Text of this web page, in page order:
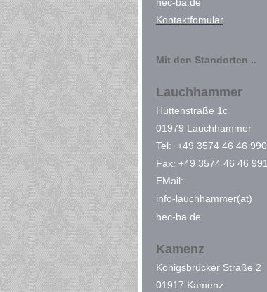
Kontaktfomular
Mit den Standorten ..
Lauchhammer
Hüttenstraße 1c
01979 Lauchhammer
Tel: +49 3574 46 46 990
Fax: +49 3574 46 46 991
EMail:
info-lauchhammer(at)
hec-ba.de
Kamenz
Königsbrücker Straße 2
01917 Kamenz